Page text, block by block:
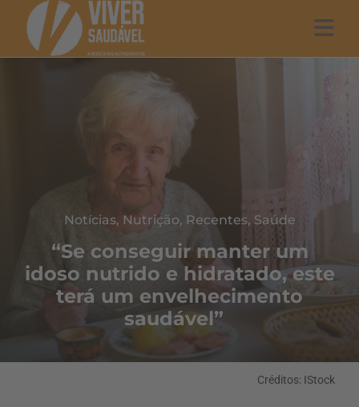
Notícias, Nutrição, Recentes, Saúde
“Se conseguir manter um
idoso nutrido e hidratado, este
terá um envelhecimento
saudável”
Créditos: IStock